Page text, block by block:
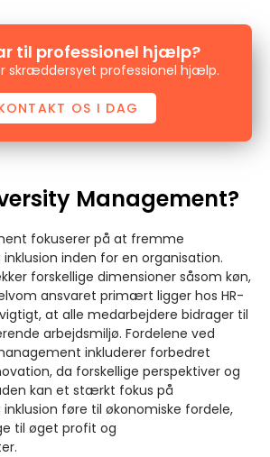
til professionel hjælp?
skræddersyet professionel hjælp.
OS I DAG
Management?
fokuserer på at fremme
inden for en organisation.
forskellige dimensioner såsom køn,
ansvaret primært ligger hos HR-
at alle medarbejdere bidrager til
arbejdsmiljø. Fordelene ved
inkluderer forbedret
da forskellige perspektiver og
kan et stærkt fokus på
føre til økonomiske fordele,
til øget profit og